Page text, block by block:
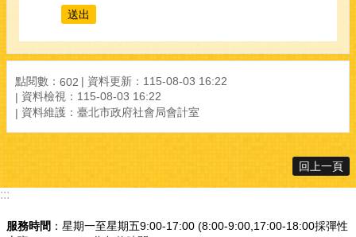
點閱數： 602
資料更新：115-08-03 16:22
資料檢視：115-08-03 16:22
資料維護：臺北市政府社會局會計室
回上一頁
:::
服務時間 ：星期一至星期五9:00-17:00 (8:00-9:00,17:00-18:00採彈性